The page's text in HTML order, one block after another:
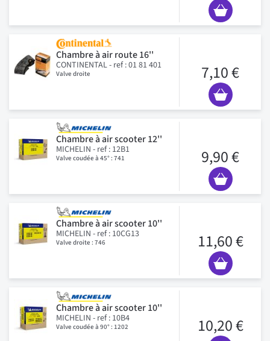
Chambre à air route 16''
CONTINENTAL - ref : 01 81 401
Valve droite 7,10 €
Chambre à air scooter 12''
MICHELIN - ref : 12B1
Valve coudée à 45° : 741 9,90 €
Chambre à air scooter 10''
MICHELIN - ref : 10CG13
Valve droite : 746 11,60 €
Chambre à air scooter 10''
MICHELIN - ref : 10B4
Valve coudée à 90° : 1202 10,20 €